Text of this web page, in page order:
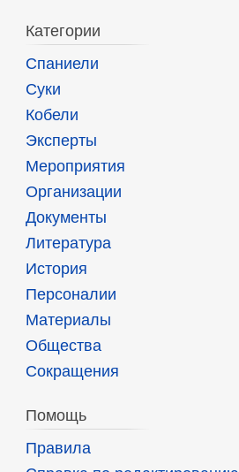
Категории
Спаниели
Суки
Кобели
Эксперты
Мероприятия
Организации
Документы
Литература
История
Персоналии
Материалы
Общества
Сокращения
Помощь
Правила